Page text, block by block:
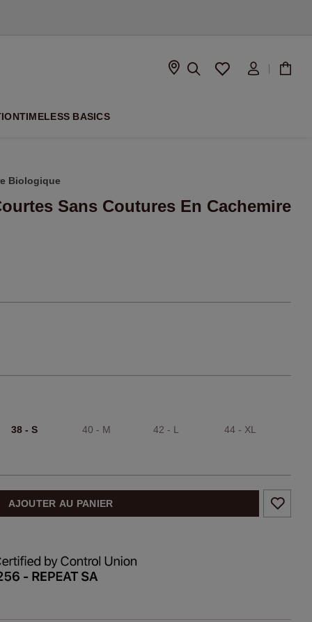
TIMELESS BASICS
Biologique
Sans Coutures En Cachemire
38 - S 40 - M 42 - L 44 - XL
AJOUTER AU PANIER